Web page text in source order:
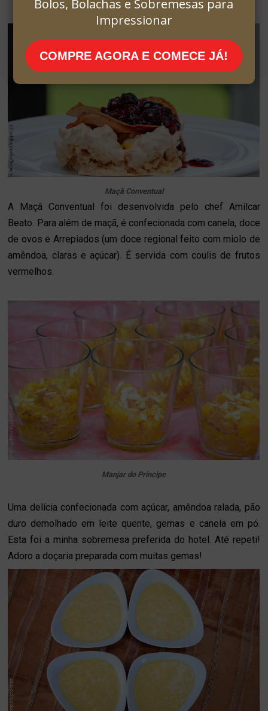
Maçã Conventual
A Maçã Conventual foi desenvolvida pelo chef Amílcar
Beato. Para além de maçã, é confecionada com canela, doce
de ovos e Arrepiados (um doce regional feito com miolo de
amêndoa, claras e açúcar). É servida com coulis de frutos
vermelhos.
Manjar do Príncipe
Uma delícia confecionada com açúcar, amêndoa ralada, pão
duro demolhado em leite quente, gemas e canela em pó.
Esta foi a minha sobremesa preferida do hotel. Até repeti!
Adoro a doçaria preparada com muitas gemas!
Bolos, Bolachas e Sobremesas para
Impressionar
COMPRE AGORA E COMECE JÁ!